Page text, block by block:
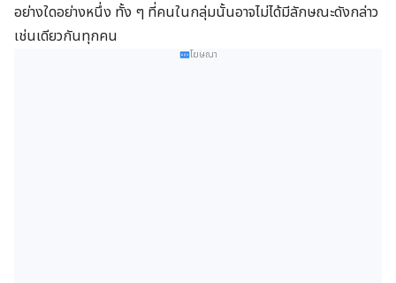
อย่างใดอย่างหนึ่ง ทั้ง ๆ ที่คนในกลุ่มนั้นอาจไม่ได้มีลักษณะดังกล่าว
เช่นเดียวกันทุกคน
โฆษณา